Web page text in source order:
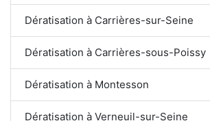
Dératisation à Carrières-sur-Seine
Dératisation à Carrières-sous-Poissy
Dératisation à Montesson
Dératisation à Verneuil-sur-Seine